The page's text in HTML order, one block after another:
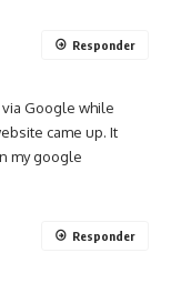
Google while
came up. It
my google
Responder
Responder